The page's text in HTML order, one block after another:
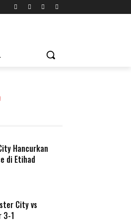
Hancurkan
di Etihad
City vs
3-1